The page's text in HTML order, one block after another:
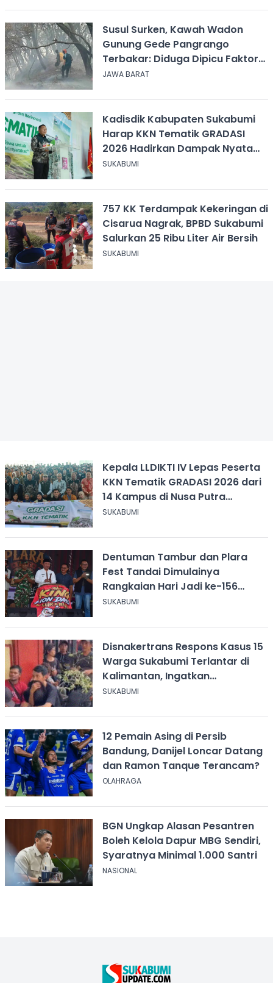
Susul Surken, Kawah Wadon
Gunung Gede Pangrango
Terbakar: Diduga Dipicu Faktor
Alam
JAWA BARAT
Kadisdik Kabupaten Sukabumi
Harap KKN Tematik GRADASI
2026 Hadirkan Dampak Nyata
bagi Masyarakat
SUKABUMI
757 KK Terdampak Kekeringan di
Cisarua Nagrak, BPBD Sukabumi
Salurkan 25 Ribu Liter Air Bersih
SUKABUMI
Kepala LLDIKTI IV Lepas Peserta
KKN Tematik GRADASI 2026 dari
14 Kampus di Nusa Putra
University
SUKABUMI
Dentuman Tambur dan Plara
Fest Tandai Dimulainya
Rangkaian Hari Jadi ke-156
Kabupaten Sukabumi
SUKABUMI
Disnakertrans Respons Kasus 15
Warga Sukabumi Terlantar di
Kalimantan, Ingatkan
Pentingnya Perjanjian Kerja
SUKABUMI
12 Pemain Asing di Persib
Bandung, Danijel Loncar Datang
dan Ramon Tanque Terancam?
OLAHRAGA
BGN Ungkap Alasan Pesantren
Boleh Kelola Dapur MBG Sendiri,
Syaratnya Minimal 1.000 Santri
NASIONAL